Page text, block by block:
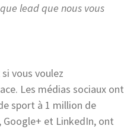
lead que nous vous
vous voulez
Les médias sociaux ont
sport à 1 million de
et LinkedIn, ont